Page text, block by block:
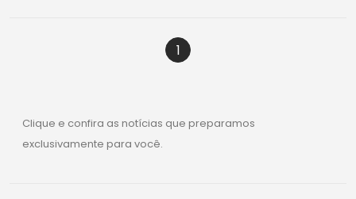
1
Clique e confira as notícias que preparamos
exclusivamente para você.